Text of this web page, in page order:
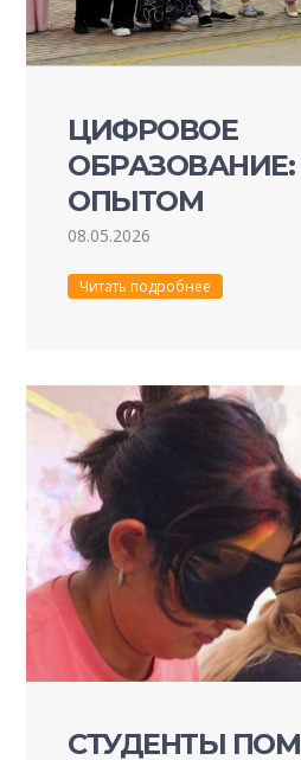
ЦИФРОВОЕ
ОПЫТОМ
08.05.2026
Читать подробнее
СТУДЕНТЫ